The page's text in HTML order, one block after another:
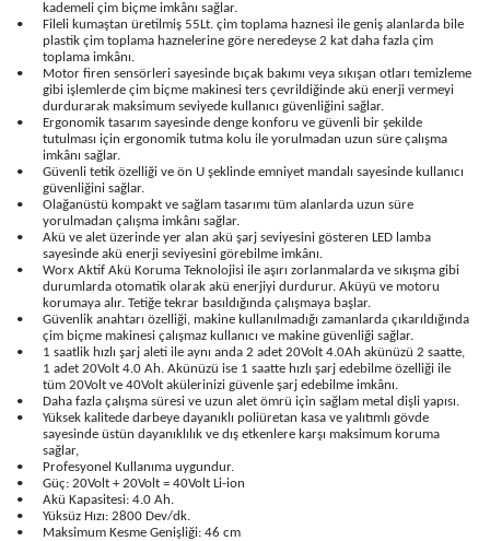
kademeli çim biçme imkânı sağlar.
•
Fileli kumaştan üretilmiş 55Lt. çim toplama haznesi ile geniş alanlarda bile
plastik çim toplama haznelerine göre neredeyse 2 kat daha fazla çim
toplama imkânı.
•
Motor firen sensörleri sayesinde bıçak bakımı veya sıkışan otları temizleme
gibi işlemlerde çim biçme makinesi ters çevrildiğinde akü enerji vermeyi
durdurarak maksimum seviyede kullanıcı güvenliğini sağlar.
•
Ergonomik tasarım sayesinde denge konforu ve güvenli bir şekilde
tutulması için ergonomik tutma kolu ile yorulmadan uzun süre çalışma
imkânı sağlar.
•
Güvenli tetik özelliği ve ön U şeklinde emniyet mandalı sayesinde kullanıcı
güvenliğini sağlar.
•
Olağanüstü kompakt ve sağlam tasarımı tüm alanlarda uzun süre
yorulmadan çalışma imkânı sağlar.
•
Akü ve alet üzerinde yer alan akü şarj seviyesini gösteren LED lamba
sayesinde akü enerji seviyesini görebilme imkânı.
•
Worx Aktif Akü Koruma Teknolojisi ile aşırı zorlanmalarda ve sıkışma gibi
durumlarda otomatik olarak akü enerjiyi durdurur. Aküyü ve motoru
korumaya alır. Tetiğe tekrar basıldığında çalışmaya başlar.
•
Güvenlik anahtarı özelliği, makine kullanılmadığı zamanlarda çıkarıldığında
çim biçme makinesi çalışmaz kullanıcı ve makine güvenliği sağlar.
•
1 saatlik hızlı şarj aleti ile aynı anda 2 adet 20Volt 4.0Ah akünüzü 2 saatte,
1 adet 20Volt 4.0 Ah. Akünüzü ise 1 saatte hızlı şarj edebilme özelliği ile
tüm 20Volt ve 40Volt akülerinizi güvenle şarj edebilme imkânı.
•
Daha fazla çalışma süresi ve uzun alet ömrü için sağlam metal dişli yapısı.
•
Yüksek kalitede darbeye dayanıklı poliüretan kasa ve yalıtımlı gövde
sayesinde üstün dayanıklılık ve dış etkenlere karşı maksimum koruma
sağlar,
•
Profesyonel Kullanıma uygundur.
•
Güç: 20Volt + 20Volt = 40Volt Li-ion
•
Akü Kapasitesi: 4.0 Ah.
•
Yüksüz Hızı: 2800 Dev/dk.
•
Maksimum Kesme Genişliği: 46 cm